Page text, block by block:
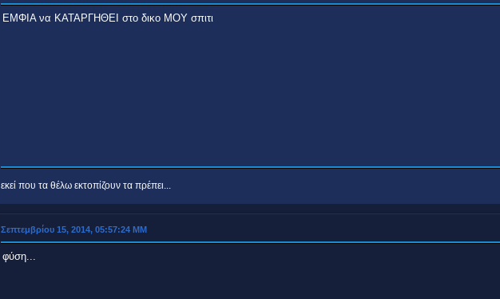
ΕΜΦΙΑ να ΚΑΤΑΡΓΗΘΕΙ στο δικο ΜΟΥ σπιτι
εκεί που τα θέλω εκτοπίζουν τα πρέπει...
Σεπτεμβρίου 15, 2014, 05:57:24 ΜΜ
φύση...